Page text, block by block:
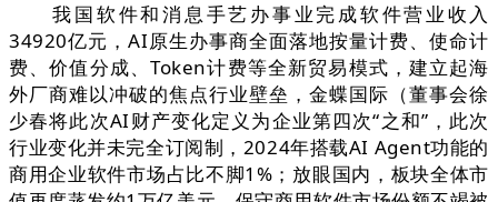
我国软件和消息手艺办事业完成软件营业收入
34920亿元，AI原生办事商全面落地按量计费、使命计
费、价值分成、Token计费等全新贸易模式，建立起海
外厂商难以冲破的焦点行业壁垒，金蝶国际（董事会徐
少春将此次AI财产变化定义为企业第四次“之和”，此次
行业变化并未完全订阅制，2024年搭载AI Agent功能的
商用企业软件市场占比不脚1%；放眼国内，板块全体市